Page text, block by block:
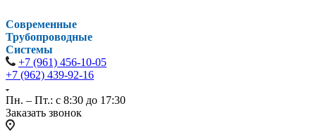
Современные
Трубопроводные
Системы
+7 (961) 456-10-05
+7 (962) 439-92-16
Пн. – Пт.: с 8:30 до 17:30
Заказать звонок